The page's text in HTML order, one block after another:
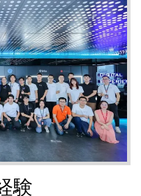
験